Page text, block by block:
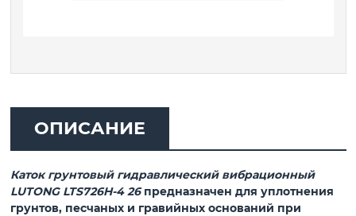
ОПИСАНИЕ
Каток грунтовый гидравлический вибрационный
LUTONG LTS726H-4 26предназначен для уплотнения
грунтов, песчаных и гравийных оснований при